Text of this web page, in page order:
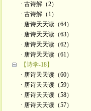
· 古诗解（2）
· 古诗解（1）
· 唐诗天天读（64）
· 唐诗天天读（63）
· 唐诗天天读（62）
· 唐诗天天读（61）
【诗学-18】
· 唐诗天天读（60）
· 唐诗天天读（59）
· 唐诗天天读（58）
· 唐诗天天读（57）